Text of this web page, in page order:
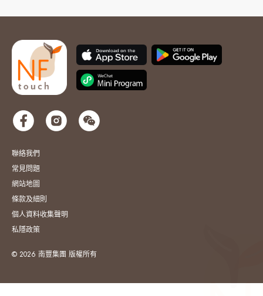
聯絡我們
常見問題
網站地圖
條款及細則
個人資料收集聲明
私隱政策
© 2026 南豐集團 版權所有